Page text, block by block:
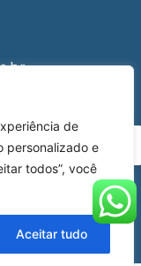
de
personalizado e
todos”, você
Aceitar tudo
YouTube
Yamídia Internet
PT